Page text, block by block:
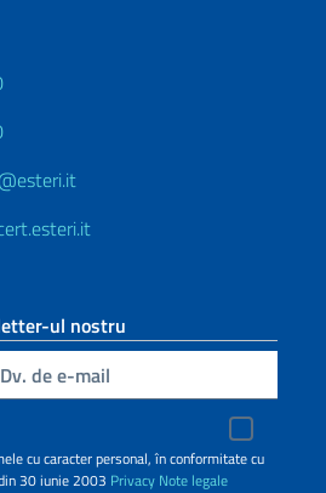
ul nostru
cu caracter personal, în conformitate cu
30 iunie 2003 Privacy Note legale